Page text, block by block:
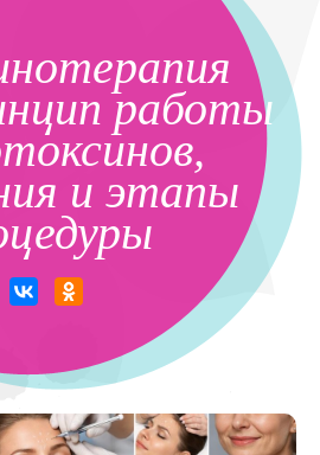
работы
и этапы